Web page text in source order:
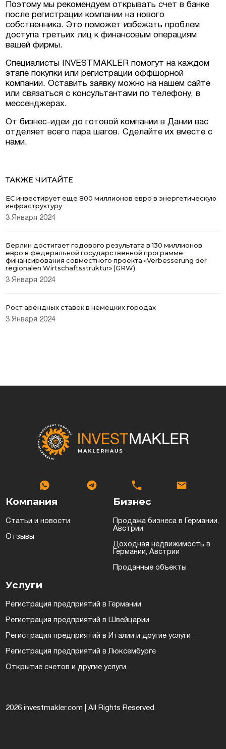
Поэтому мы рекомендуем открывать счет в банке
после регистрации компании на нового
собственника. Это поможет избежать проблем
доступа третьих лиц к финансовым операциям
вашей фирмы.
Специалисты INVESTMAKLER помогут на каждом
этапе покупки или регистрации оффшорной
компании. Оставить заявку можно на нашем сайте
или связаться с консультантами по телефону, в
мессенджерах.
От бизнес-идеи до готовой компании в Дании вас
отделяет всего пара шагов. Сделайте их вместе с
нами.
ТАКЖЕ ЧИТАЙТЕ
ЕС инвестирует еще 800 миллионов евро в энергетическую
инфраструктуру
3 Января 2024
Берлин достигает годового результата в 130 миллионов
евро в федеральной государственной программе
финансирования совместного проекта «Verbesserung der
regionalen Wirtschaftsstruktur» (GRW)
3 Января 2024
Рост арендных ставок в немецких городах
3 Января 2024
Компания
Статьи и новости
Отзывы
Бизнес
Продажа бизнеса в Германии,
Австрии
Доходная недвижимость в
Германии, Австрии
Проданные объекты
Услуги
Регистрация предприятий в Германии
Регистрация предприятий в Швейцарии
Регистрация предприятий в Италии и другие услуги
Регистрация предприятий в Люксембурге
Открытие счетов и другие услуги
2026 investmakler.com | All Rights Reserved.